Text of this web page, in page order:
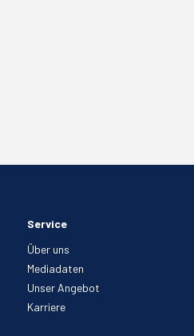
Service
Über uns
Mediadaten
Unser Angebot
Karriere